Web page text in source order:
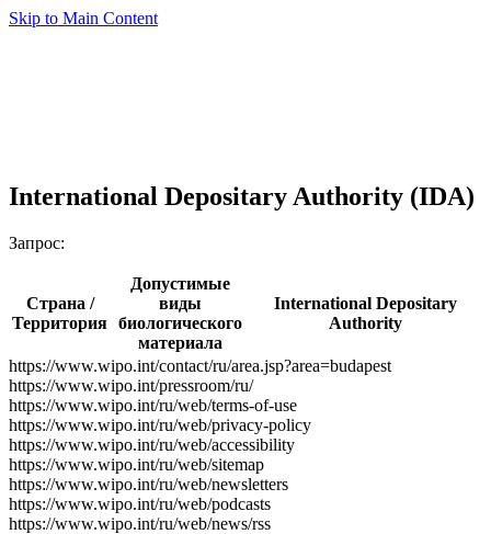
Skip to Main Content
International Depositary Authority (IDA)
Запрос:
Страна /
Территория
Допустимые
виды
биологического
материала
International Depositary
Authority
https://www.wipo.int/contact/ru/area.jsp?area=budapest
https://www.wipo.int/pressroom/ru/
https://www.wipo.int/ru/web/terms-of-use
https://www.wipo.int/ru/web/privacy-policy
https://www.wipo.int/ru/web/accessibility
https://www.wipo.int/ru/web/sitemap
https://www.wipo.int/ru/web/newsletters
https://www.wipo.int/ru/web/podcasts
https://www.wipo.int/ru/web/news/rss